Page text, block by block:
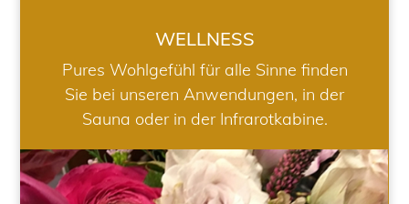
WELLNESS
Pures Wohlgefühl für alle Sinne finden
Sie bei unseren Anwendungen, in der
Sauna oder in der Infrarotkabine.